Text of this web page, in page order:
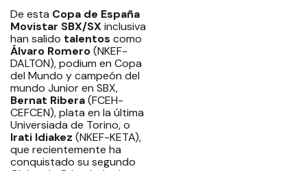
De esta Copa de España
Movistar SBX/SX inclusiva
han salido talentos como
Álvaro Romero(NKEF-
DALTON), podium en Copa
del Mundo y campeón del
mundo Junior en SBX,
Bernat Ribera(FCEH-
CEFCEN), plata en la última
Universiada de Torino, o
Irati Idiakez (NKEF-KETA),
que recientemente ha
conquistado su segundo